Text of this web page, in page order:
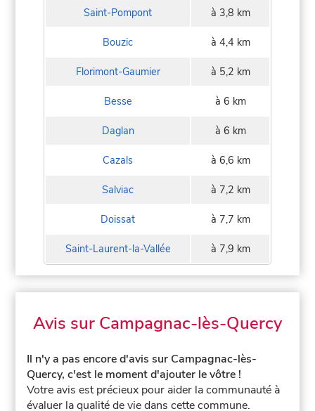
Saint-Pompont à 3,8 km
Bouzic à 4,4 km
Florimont-Gaumier à 5,2 km
Besse à 6 km
Daglan à 6 km
Cazals à 6,6 km
Salviac à 7,2 km
Doissat à 7,7 km
Saint-Laurent-la-Vallée à 7,9 km
Avis sur Campagnac-lès-Quercy
Il n'y a pas encore d'avis sur Campagnac-lès-
Quercy, c'est le moment d'ajouter le vôtre !
Votre avis est précieux pour aider la communauté à
évaluer la qualité de vie dans cette commune.